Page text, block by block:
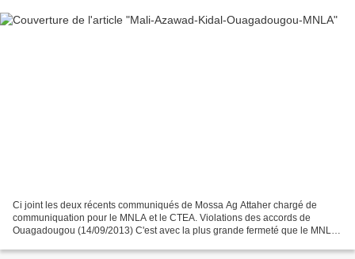
Ci joint les deux récents communiqués de Mossa Ag Attaher chargé de
communiquation pour le MNLA et le CTEA. Violations des accords de
Ouagadougou (14/09/2013) C'est avec la plus grande fermeté que le MNLA